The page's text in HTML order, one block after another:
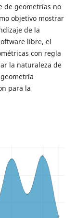
de geometrías no
objetivo mostrar
de la
libre, el
con regla
la naturaleza de
para la